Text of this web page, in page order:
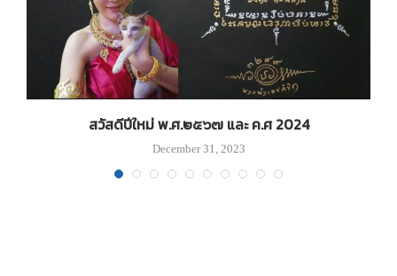
สวัสดีปีใหม่ พ.ศ.๒๕๖๗ และ ค.ศ 2024
December 31, 2023